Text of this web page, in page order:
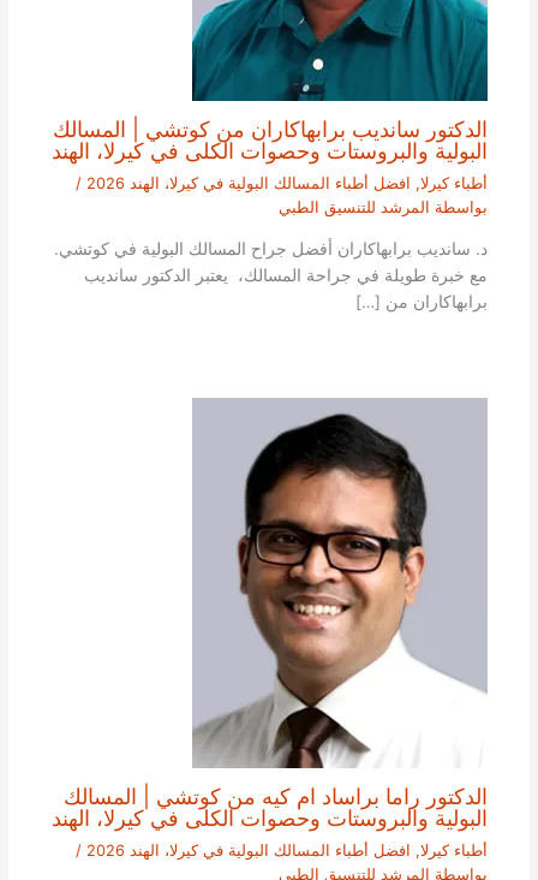
الدكتور سانديب برابهاكاران من كوتشي | المسالك
البولية والبروستات وحصوات الكلى في كيرلا، الهند
أطباء كيرلا, افضل أطباء المسالك البولية في كيرلا، الهند 2026
/
بواسطة المرشد للتنسيق الطبي
د. سانديب برابهاكاران أفضل جراح المسالك البولية في كوتشي.
مع خبرة طويلة في جراحة المسالك، يعتبر الدكتور سانديب
برابهاكاران من […]
الدكتور راما براساد ام كيه من كوتشي | المسالك
البولية والبروستات وحصوات الكلى في كيرلا، الهند
أطباء كيرلا, افضل أطباء المسالك البولية في كيرلا، الهند 2026
/
بواسطة المرشد للتنسيق الطبي